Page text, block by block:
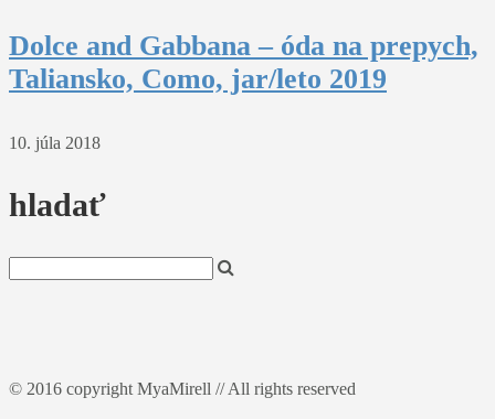
Dolce and Gabbana – óda na prepych,
Taliansko, Como, jar/leto 2019
10. júla 2018
hladať
© 2016 copyright MyaMirell // All rights reserved